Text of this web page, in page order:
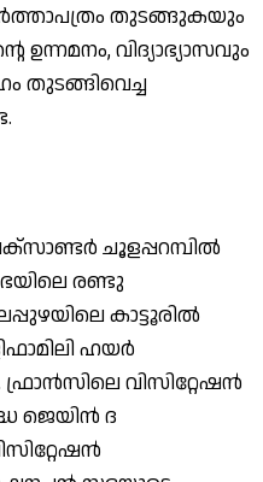
തുടങ്ങുകയും
വിദ്യാഭ്യാസവും
തുടങ്ങിവെച്ച
ചൂളപ്പറമ്പില്‍
രണ്ടു
കാട്ടൂരില്‍
ഹയര്‍
വിസിറ്റേഷന്‍
ജെയിന്‍ ദ